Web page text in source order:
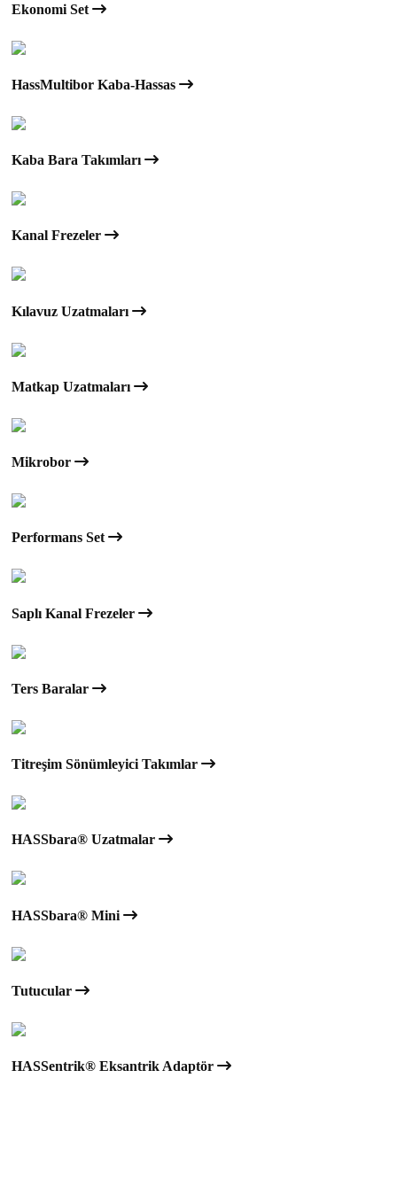
Ekonomi Set
HassMultibor Kaba-Hassas
Kaba Bara Takımları
Kanal Frezeler
Kılavuz Uzatmaları
Matkap Uzatmaları
Mikrobor
Performans Set
Saplı Kanal Frezeler
Ters Baralar
Titreşim Sönümleyici Takımlar
HASSbara® Uzatmalar
HASSbara® Mini
Tutucular
HASSentrik® Eksantrik Adaptör